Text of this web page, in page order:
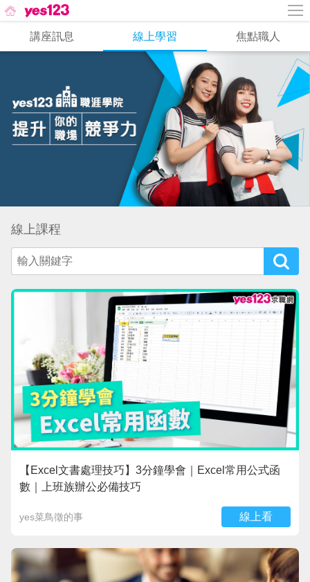
講座訊息 線上學習 焦點職人
線上課程
【Excel文書處理技巧】3分鐘學會｜Excel常用公式函
數｜上班族辦公必備技巧
yes菜鳥徵的事 線上看